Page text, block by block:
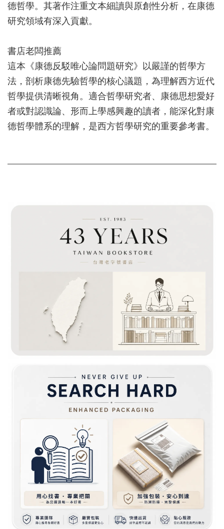
德哲學。其著作注重文本細讀與原創性分析，在康德
研究領域有深入貢獻。
書店老闆推薦
這本《康德反駁唯心論問題研究》以嚴謹的哲學方
法，剖析康德先驗哲學的核心議題，為理解西方近代
哲學提供清晰視角。適合哲學研究者、康德思想愛好
者或對認識論、形而上學感興趣的讀者，能深化對康
德哲學體系的理解，是西方哲學研究的重要參考書。